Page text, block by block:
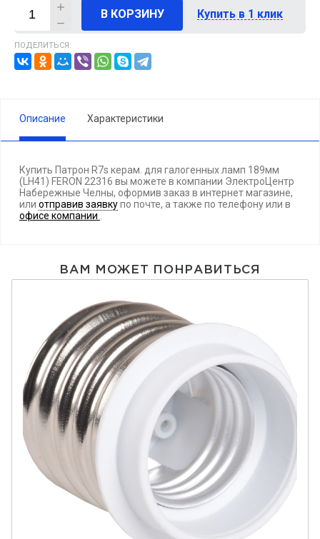
В КОРЗИНУ Купить в 1 клик
ПОДЕЛИТЬСЯ:
Описание Характеристики
Купить Патрон R7s керам. для галогенных ламп 189мм
(LH41) FERON 22316 вы можете в компании ЭлектроЦентр
Набережные Челны, оформив заказ в интернет магазине,
или отправив заявкупо почте, а также по телефонуили в
офисе компании
ВАМ МОЖЕТ ПОНРАВИТЬСЯ